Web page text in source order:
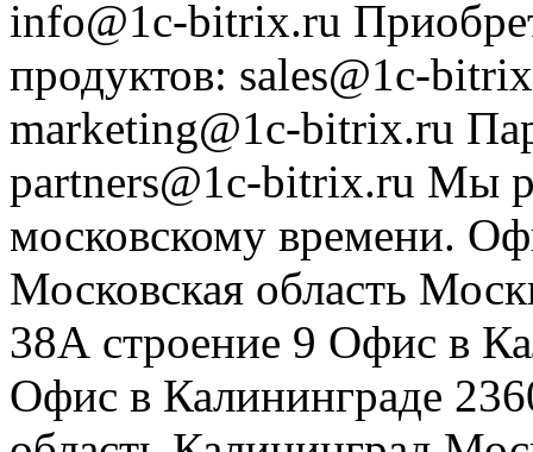
info@1c-bitrix.ru
продуктов: sales@1c-
marketing@1c-bitrix.ru
partners@1c-bitrix.ru Мы
московскому времени.
Московская область
38А строение 9 Офис в
Офис в Калининграде